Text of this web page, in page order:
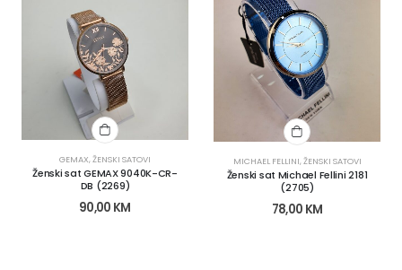
GEMAX,ŽENSKI SATOVI
Ženski sat GEMAX 9040K-CR-
DB (2269)
90,00 KM
MICHAEL FELLINI,ŽENSKI SATOVI
Ženski sat Michael Fellini 2181
(2705)
78,00 KM